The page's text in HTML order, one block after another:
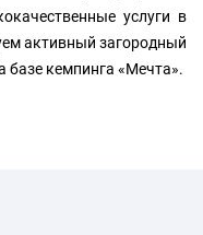
услуги в
активный загородный
базе кемпинга «Мечта».